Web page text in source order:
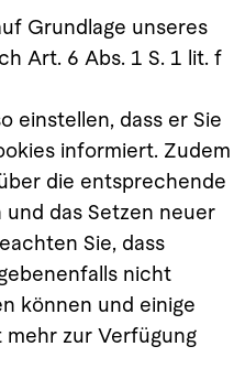
Grundlage unseres
Art. 6 Abs. 1 S. 1 lit. f
einstellen, dass er Sie
informiert. Zudem
die entsprechende
das Setzen neuer
Sie, dass
nicht
können und einige
zur Verfügung